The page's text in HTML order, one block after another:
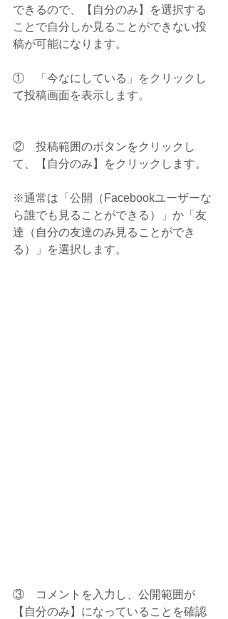
できるので、【自分のみ】を選択する
ことで自分しか見ることができない投
稿が可能になります。
①　「今なにしている」をクリックし
て投稿画面を表示します。
②　投稿範囲のボタンをクリックし
て、【自分のみ】をクリックします。
※通常は「公開（Facebookユーザーな
ら誰でも見ることができる）」か「友
達（自分の友達のみ見ることができ
る）」を選択します。
③　コメントを入力し、公開範囲が
【自分のみ】になっていることを確認